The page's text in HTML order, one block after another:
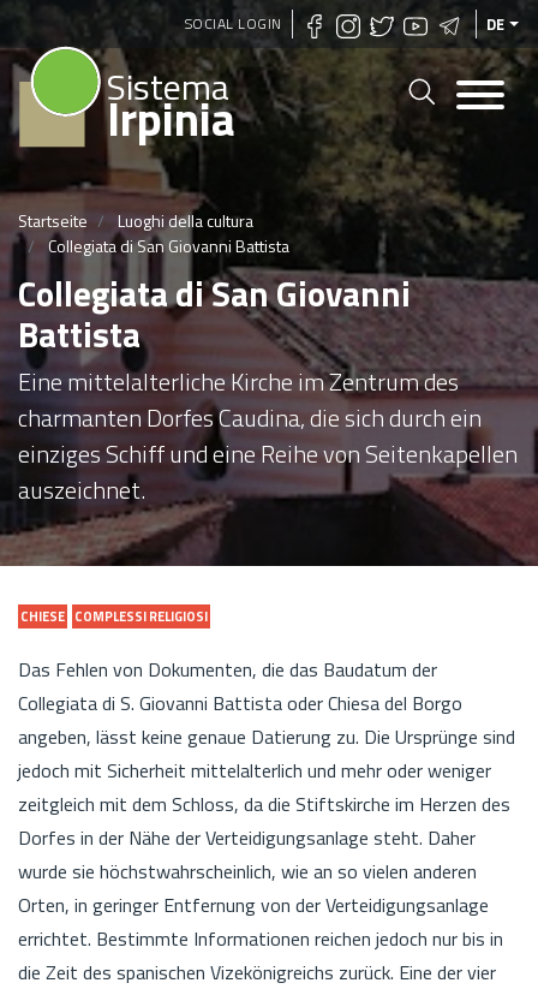
Direkt
zum
Inhalt
SOCIAL LOGIN DE
Sistema
Irpinia
Startseite
Luoghi della cultura
Collegiata di San Giovanni Battista
Collegiata di San Giovanni
Battista
Eine mittelalterliche Kirche im Zentrum des
charmanten Dorfes Caudina, die sich durch ein
einziges Schiff und eine Reihe von Seitenkapellen
auszeichnet.
CHIESE COMPLESSI RELIGIOSI
Das Fehlen von Dokumenten, die das Baudatum der
Collegiata di S. Giovanni Battista oder Chiesa del Borgo
angeben, lässt keine genaue Datierung zu. Die Ursprünge sind
jedoch mit Sicherheit mittelalterlich und mehr oder weniger
zeitgleich mit dem Schloss, da die Stiftskirche im Herzen des
Dorfes in der Nähe der Verteidigungsanlage steht. Daher
wurde sie höchstwahrscheinlich, wie an so vielen anderen
Orten, in geringer Entfernung von der Verteidigungsanlage
errichtet. Bestimmte Informationen reichen jedoch nur bis in
die Zeit des spanischen Vizekönigreichs zurück. Eine der vier